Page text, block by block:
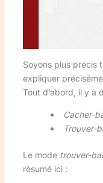
Soyons plus précis
expliquer
Tout d’abord, il y a
Cacher-
Trouver-
Le mode trouver-
résumé ici :